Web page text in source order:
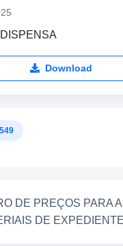
Download
DE PREÇOS PARA
DE